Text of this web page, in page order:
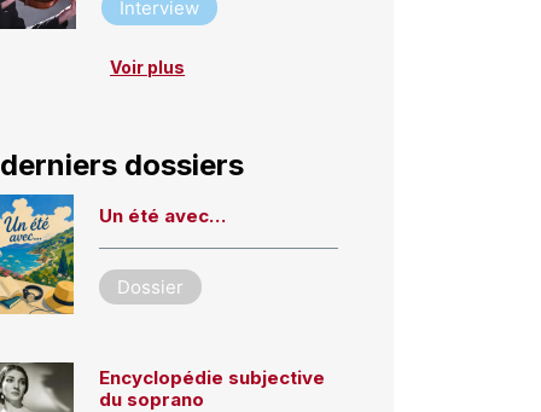
Interview
Voir plus
dossiers
Un été avec…
Dossier
Encyclopédie subjective
du soprano